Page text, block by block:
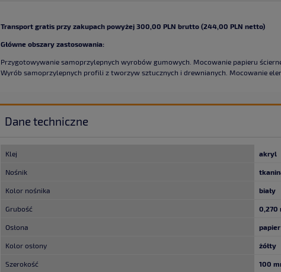
Transport gratis przy zakupach powyżej 300,00 PLN brutto (244,00 PLN netto)
Główne obszary zastosowania:
Przygotowywanie samoprzylepnych wyrobów gumowych. Mocowanie papieru
Wyrób samoprzylepnych profili z tworzyw sztucznych i drewnianych. Mocowanie
Dane techniczne
Klej akryl
Nośnik
Kolor nośnika biały
Grubość 0,270
Osłona papier
Kolor osłony żółty
Szerokość 100